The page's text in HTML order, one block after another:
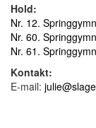
Hold:
Nr. 12.
Nr. 60.
Nr. 61.
Kontakt:
E-mail: